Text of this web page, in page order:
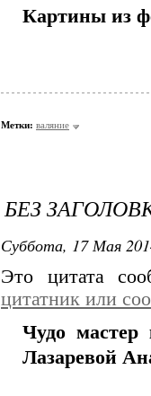
Картины из
Метки: валяние
БЕЗ
Суббота, 17 Мая
Это цитата
цитатник или
Чудо мастер
Лазаревой